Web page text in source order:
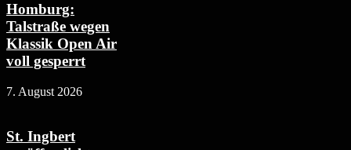
Homburg:
Talstraße wegen
Klassik Open Air
voll gesperrt
7. August 2026
St. Ingbert